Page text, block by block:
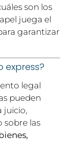
son los
juega el
garantizar
express?
legal
pueden
juicio,
sobre las